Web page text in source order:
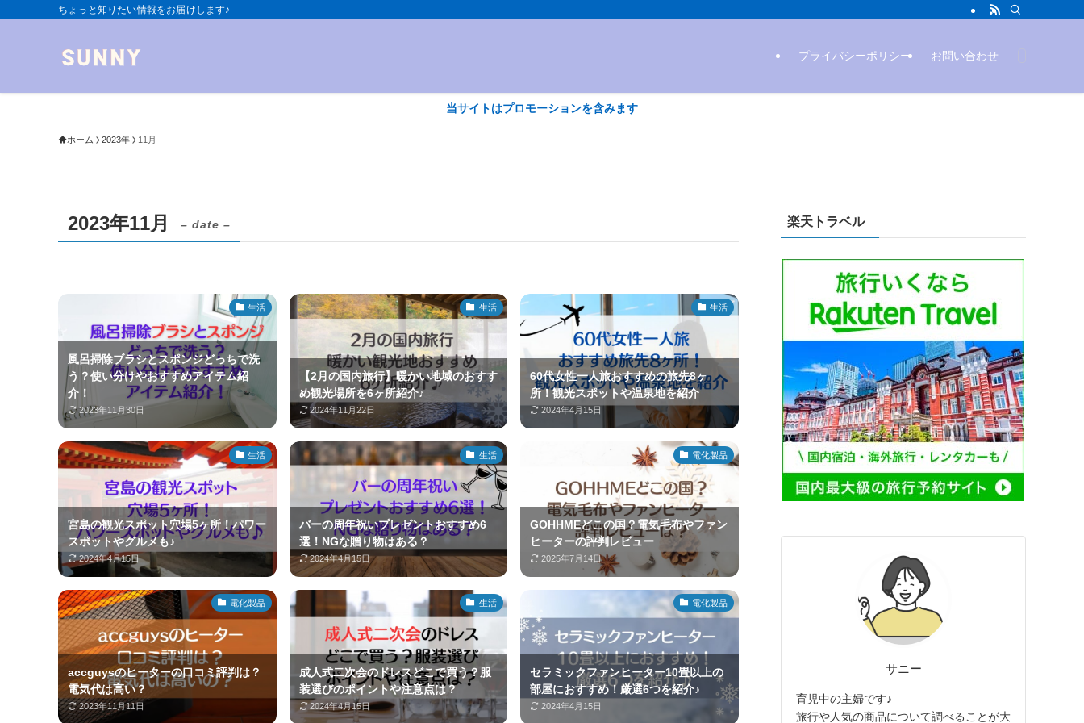
ちょっと知りたい情報をお届けします♪
プライバシーポリシー お問い合わせ
当サイトはプロモーションを含みます
ホーム 2023年 11月
2023年11月 – date –
生活
風呂掃除ブラシとスポンジどっちで洗
う？使い分けやおすすめアイテム紹
介！
2023年11月30日
生活
【2月の国内旅行】暖かい地域のおすす
め観光場所を6ヶ所紹介♪
2024年11月22日
生活
60代女性一人旅おすすめの旅先8ヶ
所！観光スポットや温泉地を紹介
2024年4月15日
生活
宮島の観光スポット穴場5ヶ所！パワー
スポットやグルメも♪
2024年4月15日
生活
バーの周年祝いプレゼントおすすめ6
選！NGな贈り物はある？
2024年4月15日
電化製品
GOHHMEどこの国？電気毛布やファン
ヒーターの評判レビュー
2025年7月14日
電化製品
accguysのヒーターの口コミ評判は？
電気代は高い？
2023年11月11日
生活
成人式二次会のドレスどこで買う？服
装選びのポイントや注意点は？
2024年4月15日
電化製品
セラミックファンヒーター10畳以上の
部屋におすすめ！厳選6つを紹介♪
2024年4月15日
楽天トラベル
サニー
育児中の主婦です♪
旅行や人気の商品について調べることが大